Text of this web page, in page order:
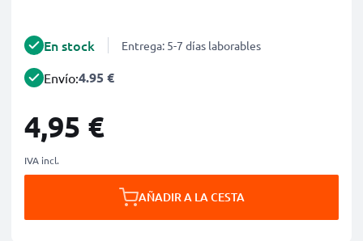
En stock Entrega: 5-7 días laborables
Envío:4.95 €
4,95 €
IVA incl.
AÑADIR A LA CESTA